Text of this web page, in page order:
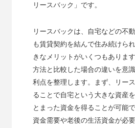
リースバック」です。
リースバックは、自宅などの不
も賃貸契約を結んで住み続けら
きなメリットがいくつもありま
方法と比較した場合の違いを意
利点を整理します。まず、リー
ることで自宅という大きな資産
とまった資金を得ることが可能
資金需要や老後の生活資金が必